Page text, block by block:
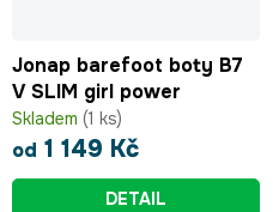
Jonap barefoot boty B7
V SLIM girl power
Skladem (1 ks)
od 1 149 Kč
DETAIL